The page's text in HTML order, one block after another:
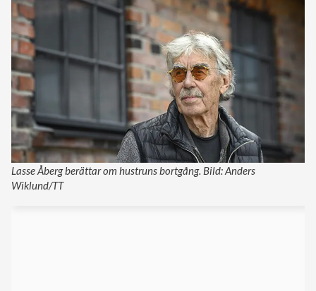
Lasse Åberg berättar om hustruns bortgång. Bild: Anders
Wiklund/TT